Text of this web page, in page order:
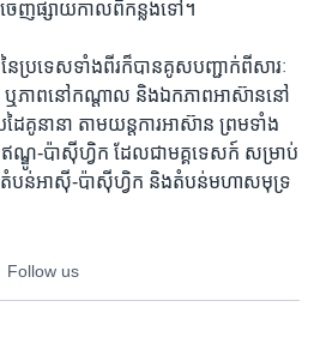
េញ​ផ្សាយ​កាល​ពី​កន្លង​ទៅ។​
ស​នៃ​ប្រទេស​ទាំង​ពីរ​ក៏​បាន​គូស​បញ្ជាក់​ពី​សារៈ​
ឬ​ភាព​នៅ​កណ្តាល ​និង​ឯកភាព​អាស៊ាន​នៅ​
ៃគូ​នានា តាម​យន្តការ​អាស៊ាន ​ព្រម​ទាំង​
ឥណ្ឌូ-ប៉ាស៊ីហ្វិក​ ដែល​ជា​មគ្គ​ទេសក៍​ សម្រាប់​
តំបន់​អាស៊ី-ប៉ាស៊ីហ្វិក​ និង​តំបន់​មហា​សមុទ្រ​
Follow us